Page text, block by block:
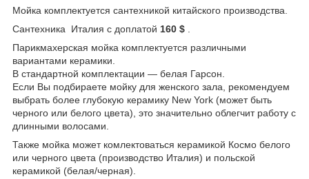
Мойка комплектуется сантехникой китайского производства.
Сантехника Италия с доплатой 160 $
Парикмахерская мойка комплектуется различными
вариантами керамики.
В стандартной комплектации — белая Гарсон.
Если Вы подбираете мойку для женского зала, рекомендуем
выбрать более глубокую керамику New York (может быть
черного или белого цвета), это значительно облегчит работу с
длинными волосами.
Также мойка может комлектоваться керамикой Космо белого
или черного цвета (производство Италия) и польской
керамикой (белая/черная).